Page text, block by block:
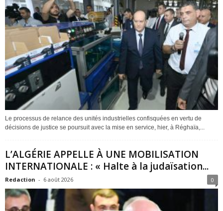
Le processus de relance des unités industrielles confisquées en vertu de
décisions de justice se poursuit avec la mise en service, hier, à Réghaïa,...
L’ALGÉRIE APPELLE À UNE MOBILISATION
INTERNATIONALE : « Halte à la judaïsation...
Redaction - 6 août 2026 0